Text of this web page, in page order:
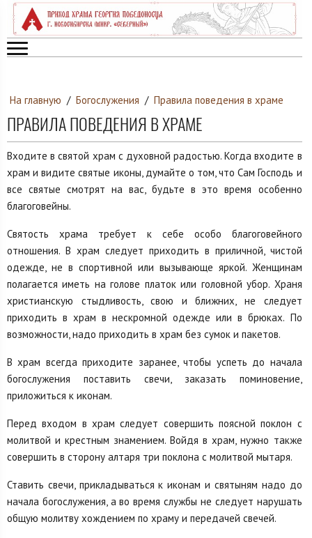
На главную / Богослужения / Правила поведения в храме
ПРАВИЛА ПОВЕДЕНИЯ В ХРАМЕ
Входите в святой храм с духовной радостью. Когда входите в
храм и видите святые иконы, думайте о том, что Сам Господь и
все святые смотрят на вас, будьте в это время особенно
благоговейны.
Святость храма требует к себе особо благоговейного
отношения. В храм следует приходить в приличной, чистой
одежде, не в спортивной или вызывающе яркой. Женщинам
полагается иметь на голове платок или головной убор. Храня
христианскую стыдливость, свою и ближних, не следует
приходить в храм в нескромной одежде или в брюках. По
возможности, надо приходить в храм без сумок и пакетов.
В храм всегда приходите заранее, чтобы успеть до начала
богослужения поставить свечи, заказать поминовение,
приложиться к иконам.
Перед входом в храм следует совершить поясной поклон с
молитвой и крестным знамением. Войдя в храм, нужно также
совершить в сторону алтаря три поклона с молитвой мытаря.
Ставить свечи, прикладываться к иконам и святыням надо до
начала богослужения, а во время службы не следует нарушать
общую молитву хождением по храму и передачей свечей.